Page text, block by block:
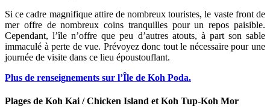
Si ce cadre magnifique attire de nombreux touristes, le vaste front de
mer offre de nombreux coins tranquilles pour un repos paisible.
Cependant, l’île n’offre que peu d’autres atouts, à part son sable
immaculé à perte de vue. Prévoyez donc tout le nécessaire pour une
journée de visite dans ce lieu époustouflant.
Plus de renseignements sur l’Île de Koh Poda.
Plages de Koh Kai / Chicken Island et Koh Tup-Koh Mor